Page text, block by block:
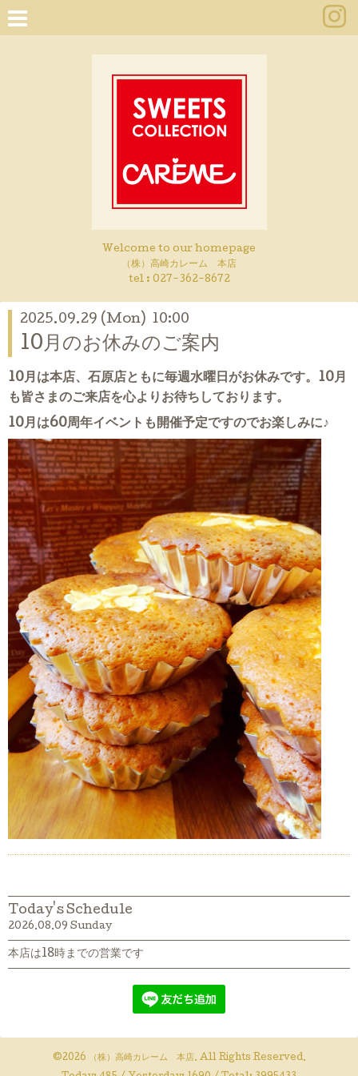
Welcome to our homepage
（株）高崎カレーム 本店
tel : 027-362-8672
2025.09.29 (Mon) 10:00
10月のお休みのご案内
10月は本店、石原店ともに毎週水曜日がお休みです。10月
も皆さまのご来店を心よりお待ちしております。
10月は60周年イベントも開催予定ですのでお楽しみに♪
Today's Schedule
2026.08.09 Sunday
本店は18時までの営業です
©2026 （株）高崎カレーム 本店. All Rights Reserved.